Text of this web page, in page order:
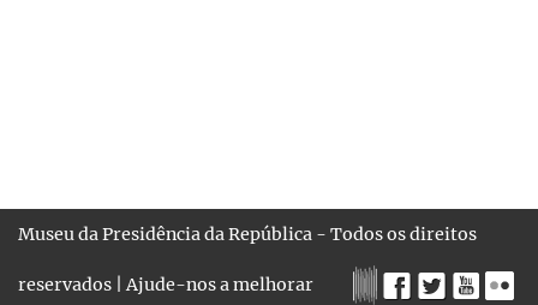
Museu da Presidência da República - Todos os direitos
reservados |Ajude-nos a melhorar